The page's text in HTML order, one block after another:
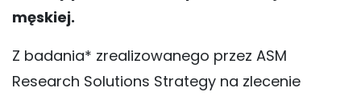
męskiej.
Z badania* zrealizowanego przez ASM
Research Solutions Strategy na zlecenie